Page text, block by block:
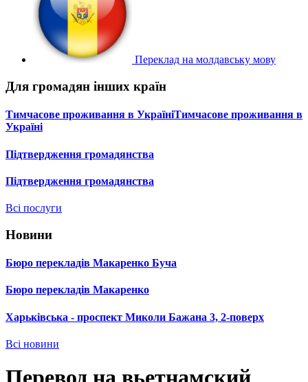
Переклад на молдавську мову
Для громадян інших країн
Тимчасове проживання в УкраїніТимчасове проживання в
Україні
Підтвердження громадянства
Підтвердження громадянства
Всі послуги
Новини
Бюро перекладів Макаренко Буча
Бюро перекладів Макаренко
Харьківська - проспект Миколи Бажана 3, 2-поверх
Всі новини